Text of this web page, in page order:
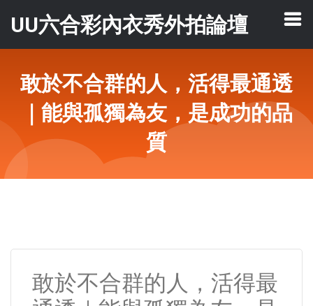
UU六合彩內衣秀外拍論壇
敢於不合群的人，活得最通透
｜能與孤獨為友，是成功的品
質
敢於不合群的人，活得最